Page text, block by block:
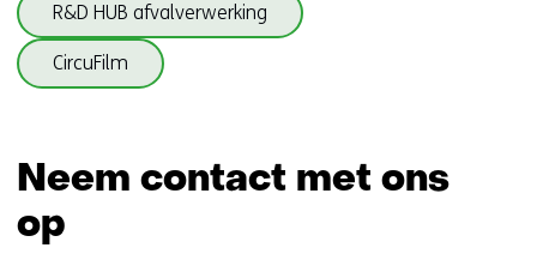
R&D HUB afvalverwerking
CircuFilm
naar
navigatie
Neem contact met ons
op